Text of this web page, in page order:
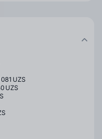
UZS
UZS